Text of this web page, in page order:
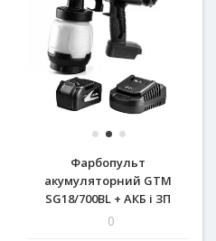
Фарбопульт
акумуляторний GTM
SG18/700BL + АКБ і ЗП
(SG18/700BL_KIT)
0